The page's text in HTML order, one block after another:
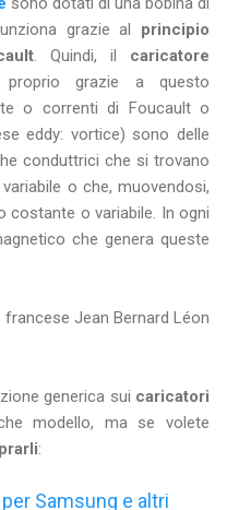
grazie al principio
. Quindi, il caricatore
proprio grazie a questo
o correnti di Foucault o
eddy: vortice) sono delle
conduttrici che si trovano
o che, muovendosi,
costante o variabile. In ogni
che genera queste
Jean Bernard Léon
generica sui caricatori
modello, ma se volete
:
Samsung e altri